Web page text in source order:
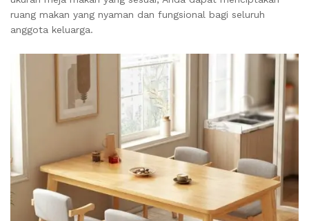
ruang makan yang nyaman dan fungsional bagi seluruh
anggota keluarga.